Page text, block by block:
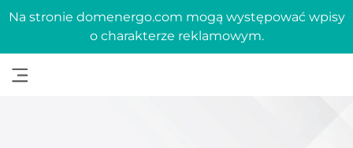
Na stronie domenergo.com mogą występować wpisy
o charakterze reklamowym.